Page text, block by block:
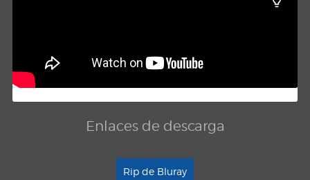
Enlaces de descarga
Rip de Bluray